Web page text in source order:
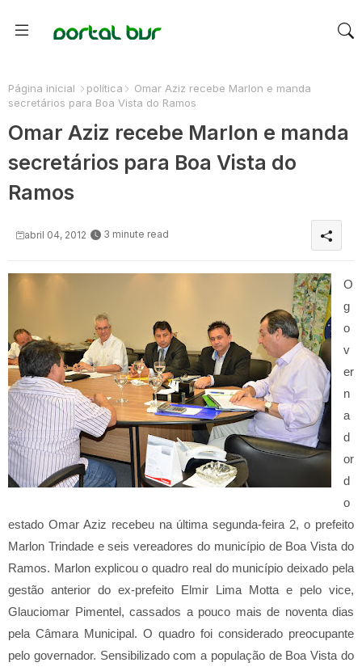
Página inicial política
Omar Aziz recebe Marlon e manda
secretários para Boa Vista do Ramos
Omar Aziz recebe Marlon e manda
secretários para Boa Vista do
Ramos
abril 04, 2012 3 minute read
O
g
o
v
er
n
a
d
or
d
o
estado Omar Aziz recebeu na última segunda-feira 2, o prefeito
Marlon Trindade e seis vereadores do município de Boa Vista do
Ramos. Marlon explicou o quadro real do município deixado pela
gestão anterior do ex-prefeito Elmir Lima Motta e pelo vice,
Glauciomar Pimentel, cassados a pouco mais de noventa dias
pela Câmara Municipal. O quadro foi considerado preocupante
pelo governador. Sensibilizado com a população de Boa Vista do